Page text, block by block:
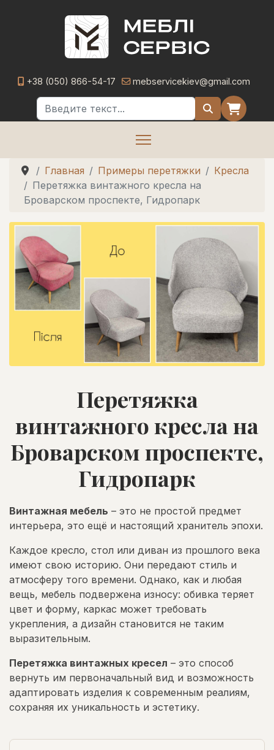
+38 (050) 866-54-17 mebservicekiev@gmail.com
Поиск
Главная Примеры перетяжки
Кресла
Перетяжка винтажного кресла на
Броварском проспекте, Гидропарк
Перетяжка
винтажного кресла на
Броварском проспекте,
Гидропарк
Винтажная мебель – это не простой предмет
интерьера, это ещё и настоящий хранитель эпохи.
Каждое кресло, стол или диван из прошлого века
имеют свою историю. Они передают стиль и
атмосферу того времени. Однако, как и любая
вещь, мебель подвержена износу: обивка теряет
цвет и форму, каркас может требовать
укрепления, а дизайн становится не таким
выразительным.
Перетяжка винтажных кресел – это способ
вернуть им первоначальный вид и возможность
адаптировать изделия к современным реалиям,
сохраняя их уникальность и эстетику.